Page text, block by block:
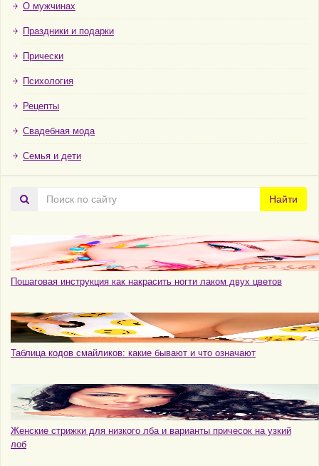
О мужчинах
Праздники и подарки
Прически
Психология
Рецепты
Свадебная мода
Семья и дети
Поиск
по
Найти
Пошаговая инструкция как накрасить ногти лаком двух цветов
Таблица кодов смайликов: какие бывают и что означают
Женские стрижки для низкого лба и варианты причесок на узкий
лоб